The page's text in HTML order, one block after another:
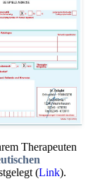
Therapeuten
(Link).